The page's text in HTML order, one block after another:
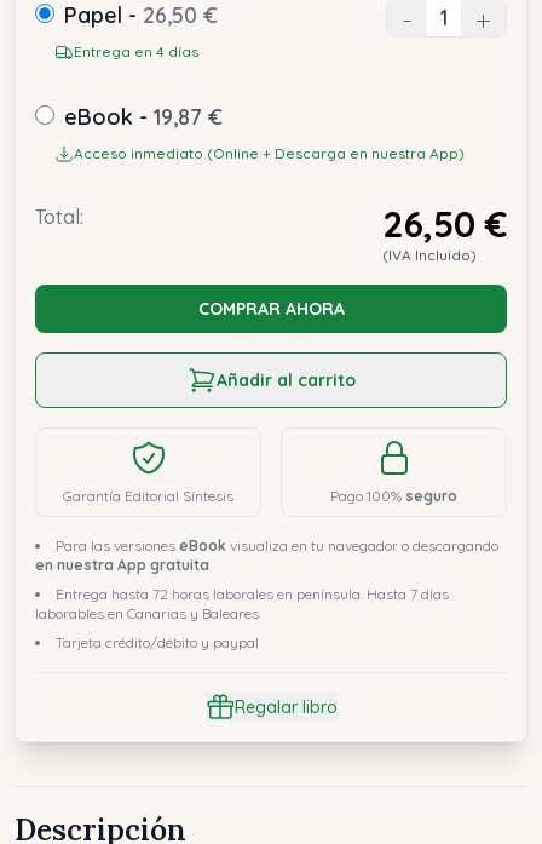
Papel - 26,50 €
Entrega en 4 días
- +
eBook - 19,87 €
Acceso inmediato (Online + Descarga en nuestra App)
Total: 26,50 €
(IVA Incluido)
COMPRAR AHORA
Añadir al carrito
Garantía Editorial Síntesis Pago 100% seguro
Para las versiones eBook visualiza en tu navegador o descargando
en nuestra App gratuita
Entrega hasta 72 horas laborales en península. Hasta 7 días
laborables en Canarias y Baleares
Tarjeta crédito/débito y paypal
Regalar libro
Descripción